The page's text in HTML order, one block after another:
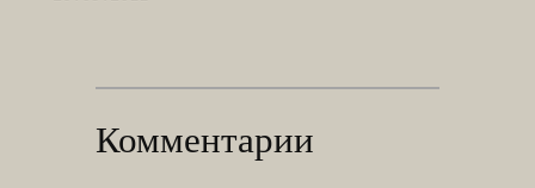
Комментарии